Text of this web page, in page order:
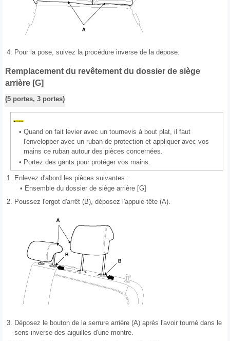
4. Pour la pose, suivez la procédure inverse de la dépose.
Remplacement du revêtement du dossier de siège
arrière [G]
(5 portes, 3 portes)
• Quand on fait levier avec un tournevis à bout plat, il faut
l'envelopper avec un ruban de protection et appliquer avec vos
mains ce ruban autour des pièces concernées.
• Portez des gants pour protéger vos mains.
1. Enlevez d'abord les pièces suivantes :
• Ensemble du dossier de siège arrière [G]
2. Poussez l'ergot d'arrêt (B), déposez l'appuie-tête (A).
3. Déposez le bouton de la serrure arrière (A) après l'avoir tourné dans le
sens inverse des aiguilles d'une montre.